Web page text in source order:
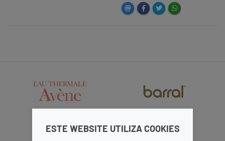
ESTE WEBSITE UTILIZA COOKIES